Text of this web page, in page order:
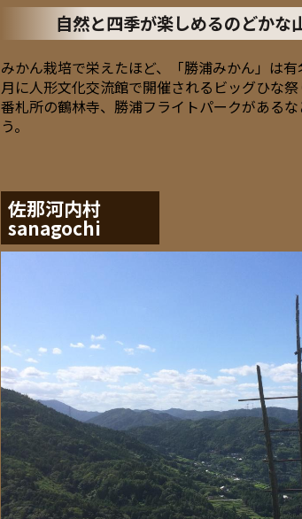
自然と四季が楽しめるのどかな
みかん栽培で栄えたほど、「勝浦みかん」は
月に人形文化交流館で開催されるビッグひな
番札所の鶴林寺、勝浦フライトパークがある
う。
佐那河内村
sanagochi